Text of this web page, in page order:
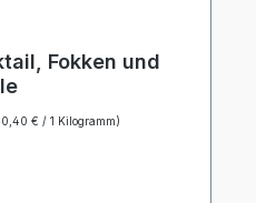
Fokken und
€ / 1 Kilogramm)